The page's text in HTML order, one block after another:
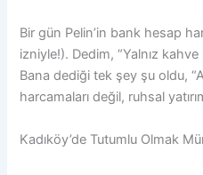
Bir gün Pelin’in bank hesap
izniyle!). Dedim, “Yalnız
Bana dediği tek şey şu oldu,
harcamaları değil, ruhsal
Kadıköy’de Tutumlu Olmak